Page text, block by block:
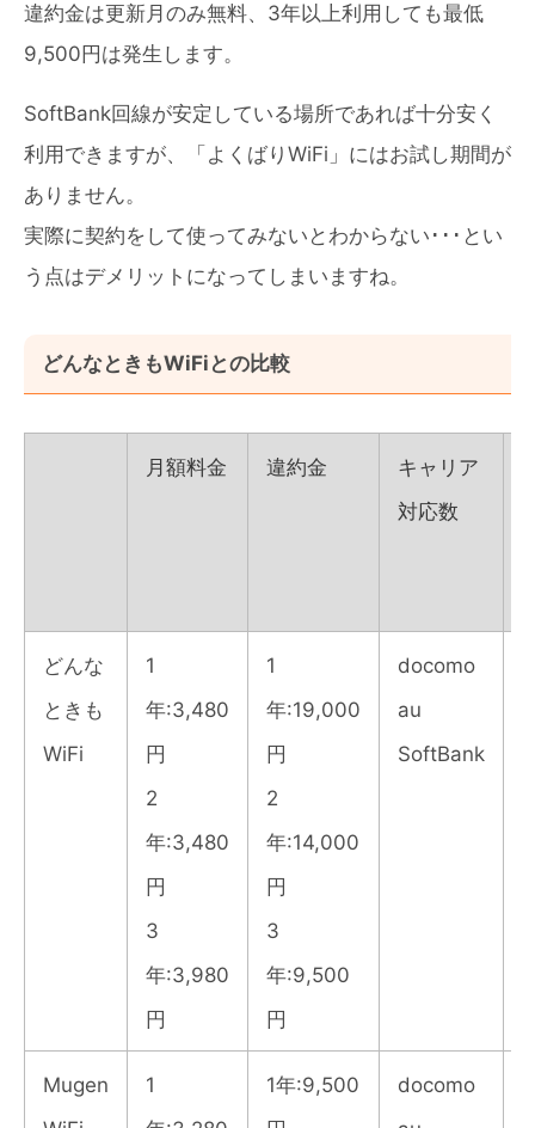
違約金は更新月のみ無料、3年以上利用しても最低
9,500円は発生します。
SoftBank回線が安定している場所であれば十分安く
利用できますが、「よくばりWiFi」にはお試し期間が
ありません。
実際に契約をして使ってみないとわからない･･･とい
う点はデメリットになってしまいますね。
どんなときもWiFiとの比較
月額料金 違約金
キャリア
対応数
どんな
ときも
WiFi
1
年:3,480
円
2
年:3,480
円
3
年:3,980
円
1
年:19,000
円
2
年:14,000
円
3
年:9,500
円
docomo
au
SoftBank
Mugen
1
1年:9,500
docomo